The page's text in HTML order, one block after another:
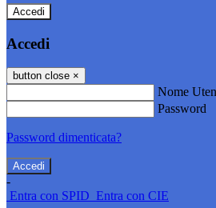
Accedi
Accedi
button close ×
Nome
Password
Password dimenticata?
-
Entra con SPID Entra con CIE